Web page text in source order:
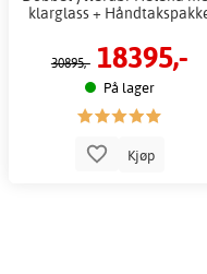
klarglass +
30895,- 18395,-
På lager
Kjøp